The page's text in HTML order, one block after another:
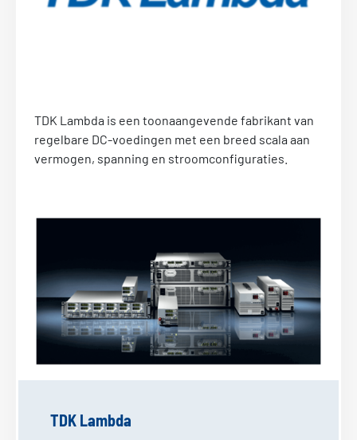
TDK Lambda is een toonaangevende fabrikant van
regelbare DC-voedingen met een breed scala aan
vermogen, spanning en stroomconfiguraties.
TDK Lambda